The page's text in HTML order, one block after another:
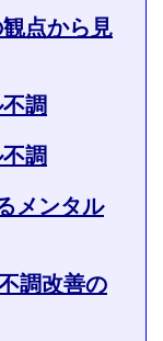
点から見
調
調
メンタル
調改善の